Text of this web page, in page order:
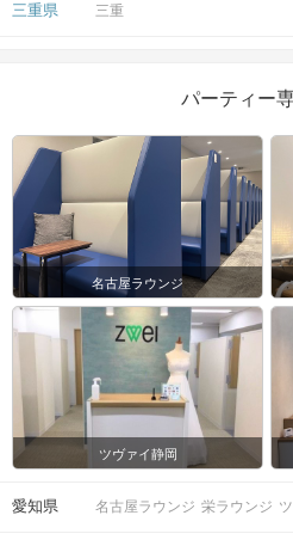
三重県 三重
パーティー
名古屋ラウンジ
ツヴァイ静岡
愛知県 名古屋ラウンジ 栄ラウンジ